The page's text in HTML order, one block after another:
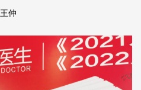
王仲